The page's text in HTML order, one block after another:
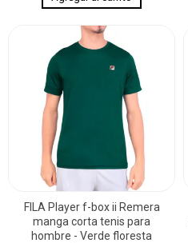
FILA Player f-box ii Remera
manga corta tenis para
hombre - Verde floresta